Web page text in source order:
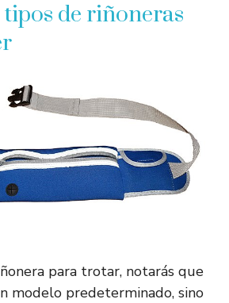
de riñoneras
para trotar, notarás que
modelo predeterminado, sino